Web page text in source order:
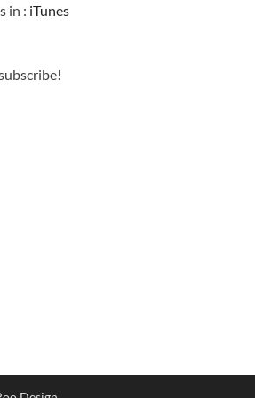
in : iTunes